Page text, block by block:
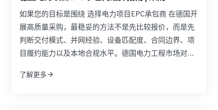
如果您的目标是围绕 选择电力项目EPC承包商 在德国开
展高质量采购，最稳妥的方法不是先比较报价，而是先
判断交付模式、并网经验、设备匹配度、合同边界、项
目履约能力以及本地合规水平。德国电力工程市场对
能源并网、储能系统部署、电网升级、CE合规、调试文
了解更多